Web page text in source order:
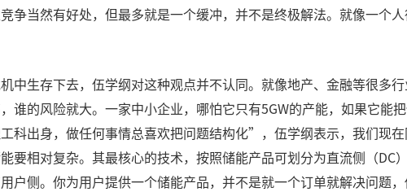
争当然有好处，但最多就是一个缓冲，并不是终极解法。就像一个
中生存下去，伍学纲对这种观点并不认同。就像地产、金融等很
谁的风险就大。一家中小企业，哪怕它只有5GW的产能，如果它能
科出身，做任何事情总喜欢把问题结构化”，伍学纲表示，我们现
要相对复杂。其最核心的技术，按照储能产品可划分为直流侧（DC
户侧。你为用户提供一个储能产品，并不是就一个订单就解决问题